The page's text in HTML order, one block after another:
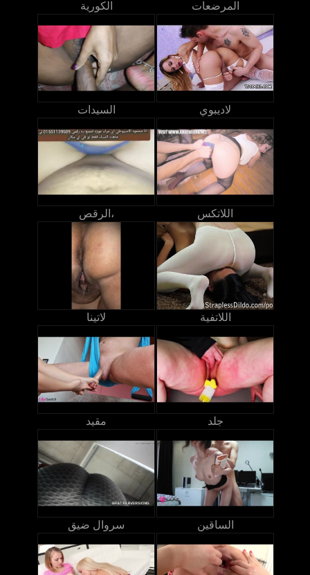
الكورية المرضعات
السيدات لاديبوي
الرقص، اللاتكس
لاتينا اللاتفية
مقيد جلد
سروال ضيق الساقين